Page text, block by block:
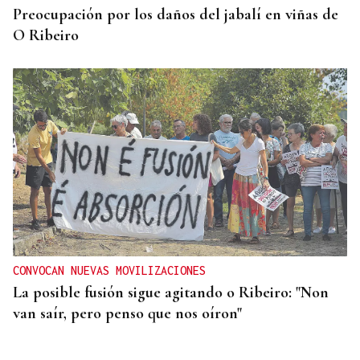
Preocupación por los daños del jabalí en viñas de
O Ribeiro
CONVOCAN NUEVAS MOVILIZACIONES
La posible fusión sigue agitando o Ribeiro: "Non
van saír, pero penso que nos oíron"